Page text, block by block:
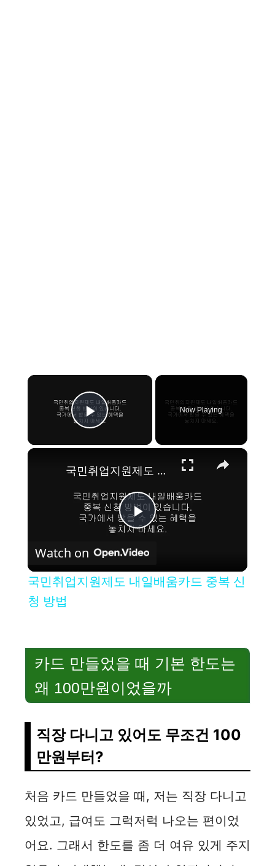
×
Play Video
Now Playing
×
P
V
d
e
o
국민취업지원제도 내일배움카드 중복 신청 방법
Watch on
국민취업지원제도 내일배움카드 중복 신
청 방법
카드 만들었을 때 기본 한도는
왜 100만원이었을까
직장 다니고 있어도 무조건 100
만원부터?
처음 카드 만들었을 때, 저는 직장 다니고
있었고, 급여도 그럭저럭 나오는 편이었
어요. 그래서 한도를 좀 더 여유 있게 주지